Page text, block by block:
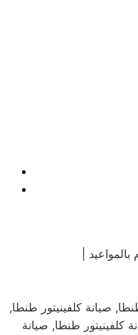
صيانة كلفينيتور طنطا,
كلفينيتور طنطا, صيانة